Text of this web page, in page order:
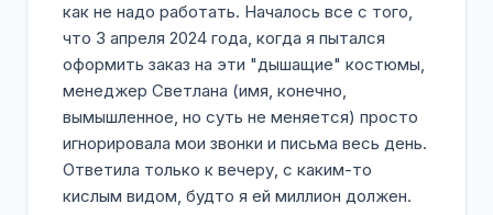
как не надо работать. Началось все с того,
что 3 апреля 2024 года, когда я пытался
оформить заказ на эти "дышащие" костюмы,
менеджер Светлана (имя, конечно,
вымышленное, но суть не меняется) просто
игнорировала мои звонки и письма весь день.
Ответила только к вечеру, с каким-то
кислым видом, будто я ей миллион должен.